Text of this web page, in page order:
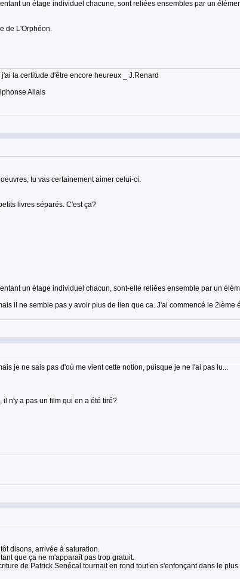
un étage individuel chacune, sont reliées ensembles par un
de L'Orphéon.
la certitude d'être encore heureux _ J.Renard
Allais
tu vas certainement aimer celui-ci.
livres séparés. C'est ça?
un étage individuel chacun, sont-elle reliées ensemble par un
il ne semble pas y avoir plus de lien que ca. J'ai commencé le
je ne sais pas d'où me vient cette notion, puisque je ne l'ai pas lu...
n'y a pas un film qui en a été tiré?
disons, arrivée à saturation.
que ça ne m'apparaît pas trop gratuit.
de Patrick Senécal tournait en rond tout en s'enfonçant dans le